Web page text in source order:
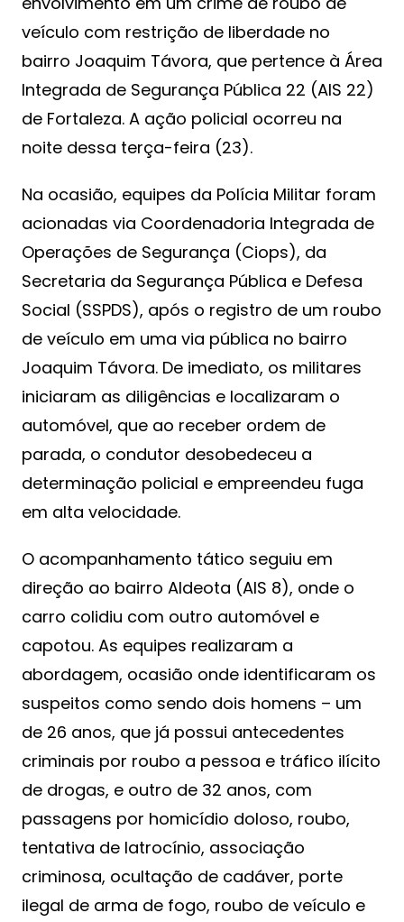
veículo com restrição de liberdade no
bairro Joaquim Távora, que pertence à Área
Integrada de Segurança Pública 22 (AIS 22)
de Fortaleza. A ação policial ocorreu na
noite dessa terça-feira (23).
Na ocasião, equipes da Polícia Militar foram
acionadas via Coordenadoria Integrada de
Operações de Segurança (Ciops), da
Secretaria da Segurança Pública e Defesa
Social (SSPDS), após o registro de um roubo
de veículo em uma via pública no bairro
Joaquim Távora. De imediato, os militares
iniciaram as diligências e localizaram o
automóvel, que ao receber ordem de
parada, o condutor desobedeceu a
determinação policial e empreendeu fuga
em alta velocidade.
O acompanhamento tático seguiu em
direção ao bairro Aldeota (AIS 8), onde o
carro colidiu com outro automóvel e
capotou. As equipes realizaram a
abordagem, ocasião onde identificaram os
suspeitos como sendo dois homens – um
de 26 anos, que já possui antecedentes
criminais por roubo a pessoa e tráfico ilícito
de drogas, e outro de 32 anos, com
passagens por homicídio doloso, roubo,
tentativa de latrocínio, associação
criminosa, ocultação de cadáver, porte
ilegal de arma de fogo, roubo de veículo e